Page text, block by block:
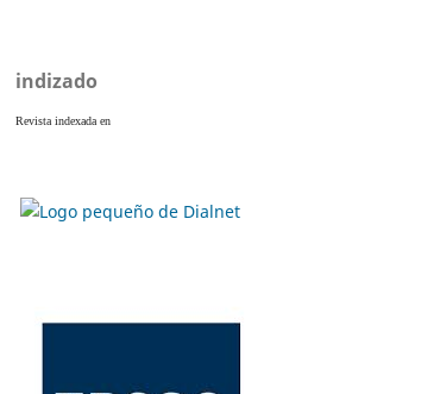
indizado
Revista indexada en